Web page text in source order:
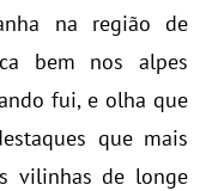
na região de
bem nos alpes
fui, e olha que
que mais
vilinhas de longe